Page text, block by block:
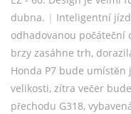
dubna. | Inteligentní
odhadovanou počáteční
brzy zasáhne trh,
Honda P7 bude umístěn
velikosti, zítra večer
přechodu G318,